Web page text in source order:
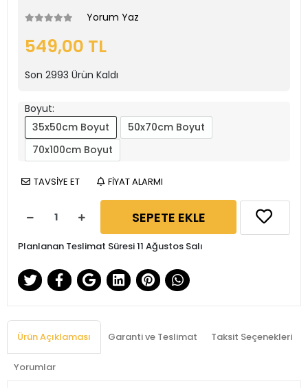
Yorum Yaz
549,00 TL
Son 2993 Ürün Kaldı
Boyut:
35x50cm Boyut
50x70cm Boyut
70x100cm Boyut
TAVSİYE ET FİYAT ALARMI
SEPETE EKLE
Planlanan Teslimat Süresi 11 Ağustos Salı
Ürün Açıklaması Garanti ve Teslimat Taksit Seçenekleri
Yorumlar